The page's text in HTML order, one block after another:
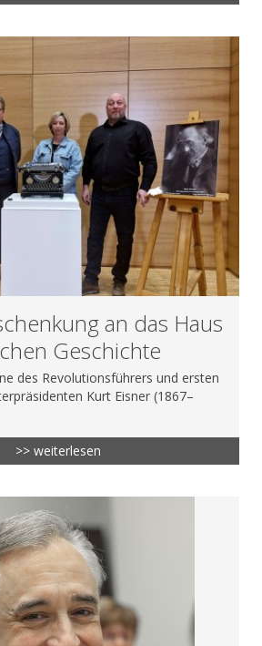
an das Haus
Geschichte
des Revolutionsführers und ersten
Kurt Eisner (1867–
>> weiterlesen